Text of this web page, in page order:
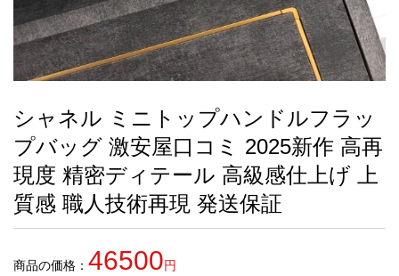
最
新
製
品
お
す
す
め
商
品
シャネル ミニトップハンドルフラッ
プバッグ 激安屋口コミ 2025新作 高再
現度 精密ディテール 高級感仕上げ 上
質感 職人技術再現 発送保証
商品の価格： 46500円